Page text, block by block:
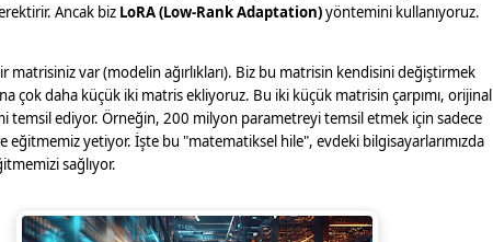
Ancak biz LoRA (Low-Rank Adaptation)yöntemini kullanıyoruz.
matrisiniz var (modelin ağırlıkları). Biz bu matrisin kendisini değiştirmek
çok daha küçük iki matris ekliyoruz. Bu iki küçük matrisin çarpımı, orijinal
temsil ediyor. Örneğin, 200 milyon parametreyi temsil etmek için sadece
eğitmemiz yetiyor. İşte bu "matematiksel hile", evdeki bilgisayarlarımızda
sağlıyor.